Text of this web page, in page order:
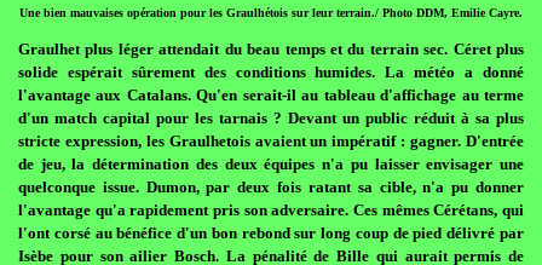
Une bien mauvaises opération pour les Graulhétois sur leur terrain./ Photo DDM, Emilie Cayre.
Graulhet plus léger attendait du beau temps et du terrain sec. Céret plus
solide espérait sûrement des conditions humides. La météo a donné
l'avantage aux Catalans. Qu'en serait-il au tableau d'affichage au terme
d'un match capital pour les tarnais ? Devant un public réduit à sa plus
stricte expression, les Graulhetois avaient un impératif : gagner. D'entrée
de jeu, la détermination des deux équipes n'a pu laisser envisager une
quelconque issue. Dumon, par deux fois ratant sa cible, n'a pu donner
l'avantage qu'a rapidement pris son adversaire. Ces mêmes Cérétans, qui
l'ont corsé au bénéfice d'un bon rebond sur long coup de pied délivré par
Isèbe pour son ailier Bosch. La pénalité de Bille qui aurait permis de